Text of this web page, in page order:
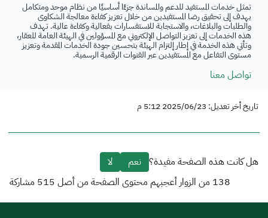
تمثل خدمات المستفيد للدعم والمساندة جزءًا أساسيًا من نظام موحد ومتكامل
يهدف إلى تحقيق رضا المستفيدين من خلال تعزيز كفاءة معالجة الشكاوى
والطلبات والبلاغات، والاستجابة للاستفسارات بفعالية وكفاءة عالية. تهدف
هذه الخدمات إلى تعزيز التواصل الإلكتروني مع المسؤولين في الهيئة العامة للعقار،
وتأتي هذه الخدمة في إطار إلتزام الهيئة بتحسين جودة الخدمات المقدمة وتعزيز
مستوى التفاعل مع المستفيدين عبر القنوات الرقمية الرسمية.
تواصل معنا
تاريخ أخر تعديل: 2025/06/23 5:12 م
هل كانت هذه الصفحة مفيدة؟ نعم
لا
138 من الزوار أعجبهم محتوى الصفحة من أصل 515 مشاركة